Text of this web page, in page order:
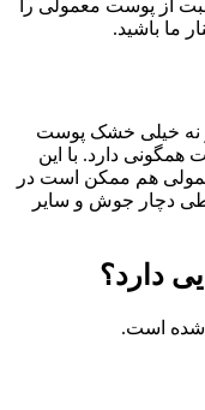
از پوست معمولی را
ما باشید.
نه خیلی خشک پوست
دارد. با این
هم ممکن است در
دچار جوش و سایر
دارد؟
شده است.